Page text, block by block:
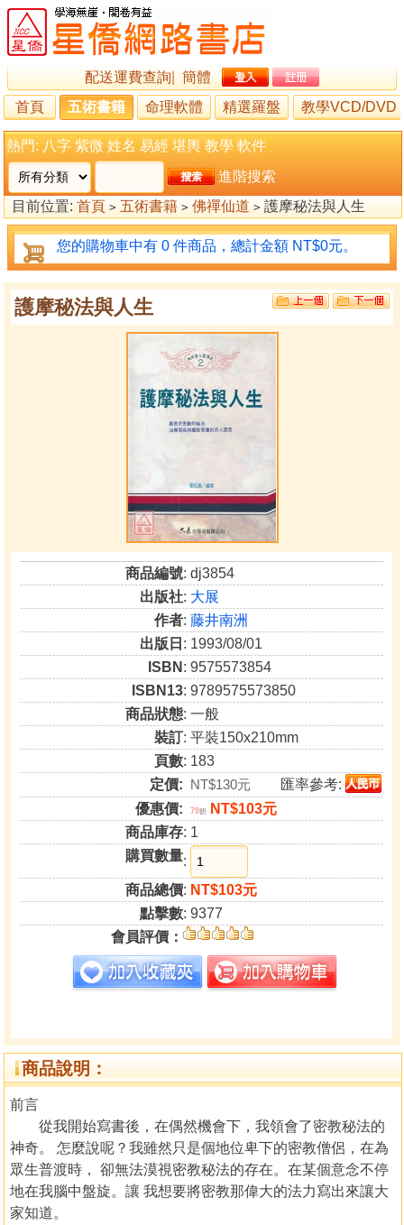
配送運費查詢
簡體
首頁
五術書籍 命理軟體 精選羅盤 教學VCD/DVD
熱門: 八字 紫微 姓名 易經 堪輿 教學 軟件
進階搜索
目前位置: 首頁 > 五術書籍 > 佛禪仙道 > 護摩秘法與人生
您的購物車中有 0 件商品，總計金額 NT$0元。
護摩秘法與人生
商品編號: dj3854
出版社: 大展
作者:藤井南洲
出版日 : 1993/08/01
ISBN : 9575573854
ISBN13: 9789575573850
商品狀態: 一般
裝訂: 平裝150x210mm
頁數: 183
定價: NT$130元
匯率參考:
優惠價:
79折
NT$103元
商品庫存: 1
購買數量:
商品總價: NT$103元
點擊數: 9377
會員評價：
商品說明：
前言
從我開始寫書後，在偶然機會下，我領會了密教秘法的
神奇。 怎麼說呢？我雖然只是個地位卑下的密教僧侶，在為
眾生普渡時， 卻無法漠視密教秘法的存在。在某個意念不停
地在我腦中盤旋。讓 我想要將密教那偉大的法力寫出來讓大
家知道。